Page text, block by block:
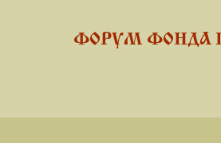
ФОРУМ ФОНДА